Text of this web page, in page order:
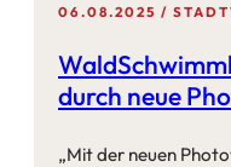
06.08.2025
durch neue
„Mit der neuen